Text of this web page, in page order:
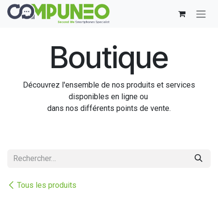
Se rendre au contenu
Boutique
Découvrez l'ensemble de nos produits et services
disponibles en ligne ou
dans nos différents points de vente.
Tous les produits